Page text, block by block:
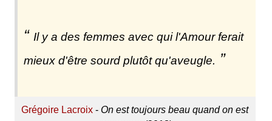
Il y a des femmes avec qui l'Amour ferait
mieux d'être sourd plutôt qu'aveugle.
Grégoire Lacroix -On est toujours beau quand on est